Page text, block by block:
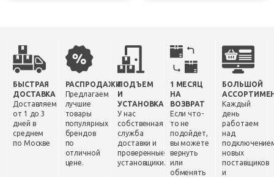
БЫСТРАЯ
ДОСТАВКА
Доставляем
от 1 до 3
дней в
среднем
по Москве
РАСПРОДАЖИ
Предлагаем
лучшие
товары
популярных
брендов
по
отличной
цене.
ПОДЪЕМ
И
УСТАНОВКА
У нас
собственная
служба
доставки и
проверенные
установщики.
1 МЕСЯЦ
НА
ВОЗВРАТ
Если что-
то не
подойдет,
вы можете
вернуть
или
обменять
БОЛЬШОЙ
Каждый
день
работаем
над
новых
поставщиков
и